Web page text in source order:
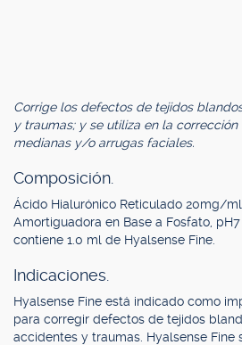
Corrige los defectos de tejidos
y traumas; y se utiliza en la corrección
medianas y/o arrugas faciales.
Composición.
Ácido Hialurónico Reticulado 20mg/
Amortiguadora en Base a Fosfato,
contiene 1.0 ml de Hyalsense Fine.
Indicaciones.
Hyalsense Fine está indicado como
para corregir defectos de tejidos
accidentes y traumas. Hyalsense Fine